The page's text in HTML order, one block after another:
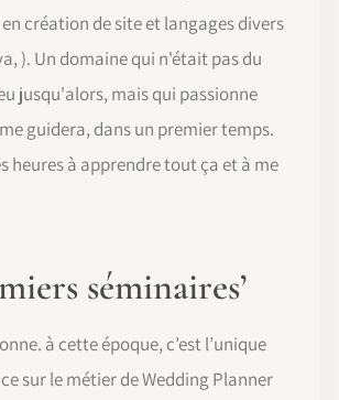
création de site et langages divers
). Un domaine qui n'était pas du
jusqu'alors, mais qui passionne
guidera, dans un premier temps.
heures à apprendre tout ça et à me
séminaires’
à cette époque, c’est l’unique
sur le métier de Wedding Planner